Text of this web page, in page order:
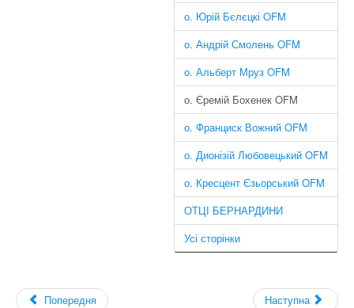
о. Юрій Бєлєцкі OFM
о. Андрій Смолень OFM
о. Альберт Мруз OFM
о. Єремій Бохенек OFM
о. Франциск Вожний OFM
о. Дионізій Любовецький OFM
о. Кресцент Єзьорський OFM
ОТЦІ БЕРНАРДИНИ
Усі сторінки
Попередня Наступна